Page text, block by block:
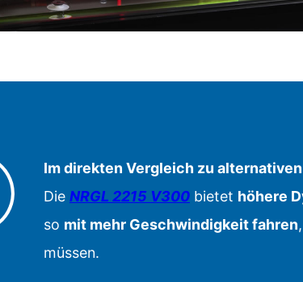
Im direkten Vergleich zu
Die NRGL 2215 V300bietet höhere
so mit mehr Geschwindigkeit fahren
müssen.